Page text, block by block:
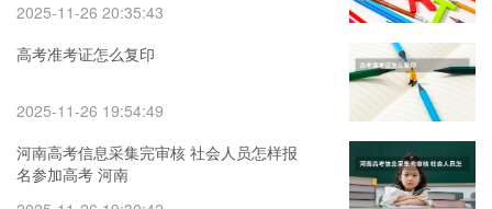
2025-11-26 20:35:43
高考准考证怎么复印
2025-11-26 19:54:49
河南高考信息采集完审核 社会人员怎样报
名参加高考 河南